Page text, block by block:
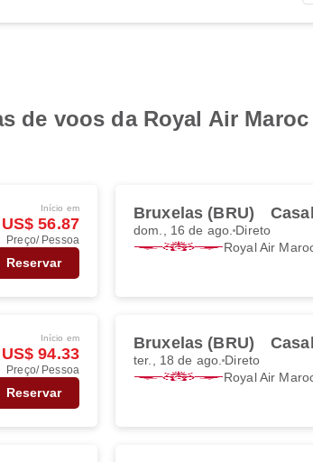
de voos da Royal Air
Início em
US$ 56.87
Preço/ Pessoa
Reservar
Bruxelas (BRU)
dom., 16 de ago. Direto
Royal Air
Início em
US$ 94.33
Preço/ Pessoa
Reservar
Bruxelas (BRU)
ter., 18 de ago. Direto
Royal Air